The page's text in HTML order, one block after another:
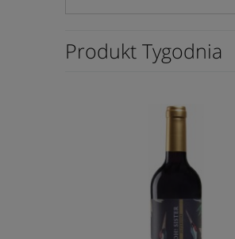
Produkt Tygodnia